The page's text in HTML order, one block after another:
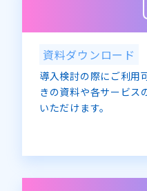
資料ダウンロード
導入検討の際にご利用
きの資料や各サービス
いただけます。